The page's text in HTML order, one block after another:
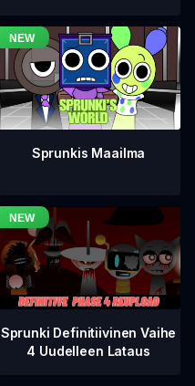
Sprunkis Maailma
Sprunki Definitiivinen Vaihe
4 Uudelleen Lataus